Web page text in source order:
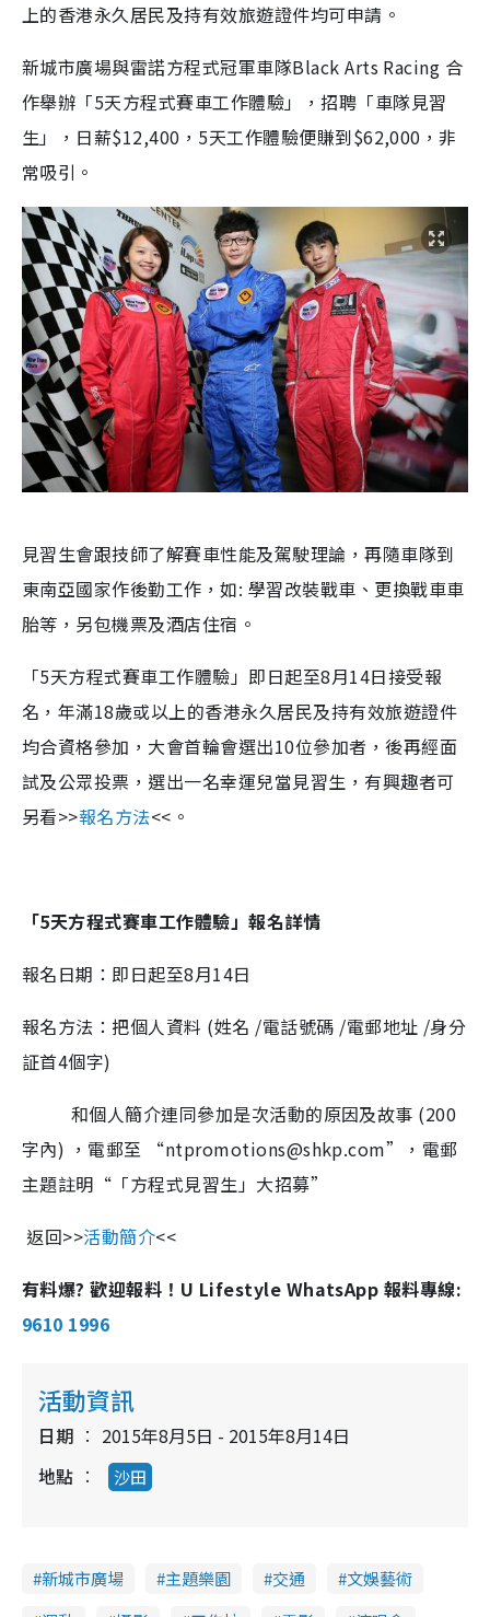
上的香港永久居民及持有效旅遊證件均可申請。
新城市廣場與雷諾方程式冠軍車隊Black Arts Racing 合
作舉辦「5天方程式賽車工作體驗」，招聘「車隊見習
生」，日薪$12,400，5天工作體驗便賺到$62,000，非
常吸引。
見習生會跟技師了解賽車性能及駕駛理論，再隨車隊到
東南亞國家作後勤工作，如: 學習改裝戰車、更換戰車車
胎等，另包機票及酒店住宿。
「5天方程式賽車工作體驗」即日起至8月14日接受報
名，年滿18歲或以上的香港永久居民及持有效旅遊證件
均合資格參加，大會首輪會選出10位參加者，後再經面
試及公眾投票，選出一名幸運兒當見習生，有興趣者可
另看>>報名方法<<。
「5天方程式賽車工作體驗」報名詳情
報名日期：即日起至8月14日
報名方法：把個人資料 (姓名 /電話號碼 /電郵地址 /身分
証首4個字)
和個人簡介連同參加是次活動的原因及故事 (200
字內) ，電郵至 “ntpromotions@shkp.com”，電郵
主題註明“「方程式見習生」大招募”
返回>>活動簡介<<
有料爆? 歡迎報料！U Lifestyle WhatsApp 報料專線:
9610 1996
活動資訊
日期
2015年8月5日 - 2015年8月14日
地點
沙田
新城市廣場 主題樂園 交通
文娛藝術